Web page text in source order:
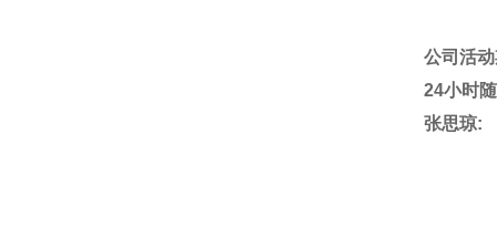
公司活
24小时
张思琼: